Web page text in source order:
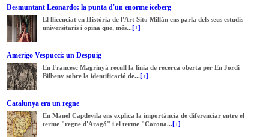
Desmuntant Leonardo: la punta d'un enorme iceberg
El llicenciat en Història de l'Art Sito Millán ens parla dels seus estudis
universitaris i opina que, més...[+]
Amerigo Vespucci: un Despuig
En Francesc Magrinyà recull la línia de recerca oberta per En Jordi
Bilbeny sobre la identificació de...[+]
Catalunya era un regne
En Manel Capdevila ens explica la importància de diferenciar entre el
terme "regne d'Aragó" i el terme "Corona...[+]